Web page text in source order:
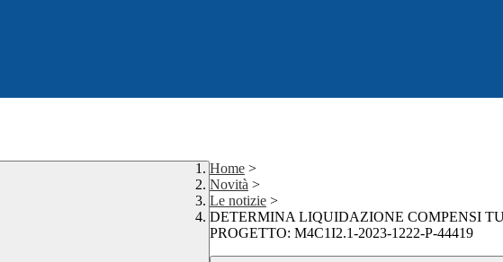
Home >
Novità >
Le notizie >
DETERMINA LIQUIDAZIONE COMPENSI
PROGETTO: M4C1I2.1-2023-1222-P-44419